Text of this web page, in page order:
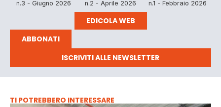
n.3 - Giugno 2026 n.2 - Aprile 2026 n.1 - Febbraio 2026
EDICOLA WEB
ABBONATI
ISCRIVITI ALLE NEWSLETTER
TI POTREBBERO INTERESSARE